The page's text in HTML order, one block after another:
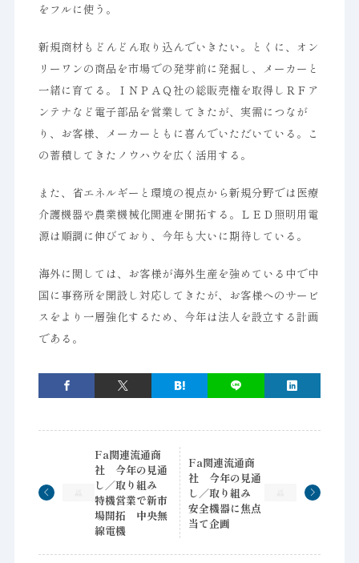
をフルに使う。
新規商材もどんどん取り込んでいきたい。とくに、オン
リーワンの商品を市場での発芽前に発掘し、メーカーと
一緒に育てる。ＩＮＰＡＱ社の総販売権を取得しＲＦア
ンテナなど電子部品を営業してきたが、実需につなが
り、お客様、メーカーともに喜んでいただいている。こ
の蓄積してきたノウハウを広く活用する。
また、省エネルギーと環境の視点から新規分野では医療
介護機器や農業機械化関連を開拓する。ＬＥＤ照明用電
源は順調に伸びており、今年も大いに期待している。
海外に関しては、お客様が海外生産を強めている中で中
国に事務所を開設し対応してきたが、お客様へのサービ
スをより一層強化するため、今年は法人を設立する計画
である。
Fa関連流通商
社 今年の見通
し／取り組み
特機営業で新市
場開拓 中央無
線電機
Fa関連流通商
社 今年の見通
し／取り組み
安全機器に焦点
当て企画